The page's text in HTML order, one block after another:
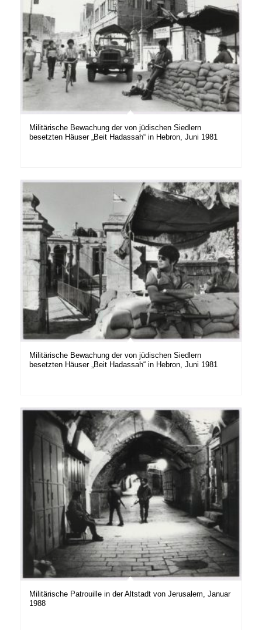
Militärische Bewachung der von jüdischen Siedlern
besetzten Häuser „Beit Hadassah“ in Hebron, Juni 1981
Militärische Bewachung der von jüdischen Siedlern
besetzten Häuser „Beit Hadassah“ in Hebron, Juni 1981
Militärische Patrouille in der Altstadt von Jerusalem, Januar
1988